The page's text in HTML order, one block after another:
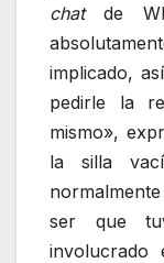
chatde
implicado,
pedirle la
mismo»,
la silla
ser que
involucrado